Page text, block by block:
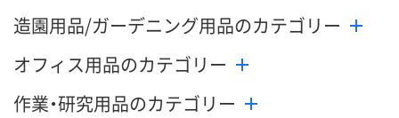
造園用品/ガーデニング用品のカテゴリー
オフィス用品のカテゴリー
作業・研究用品のカテゴリー